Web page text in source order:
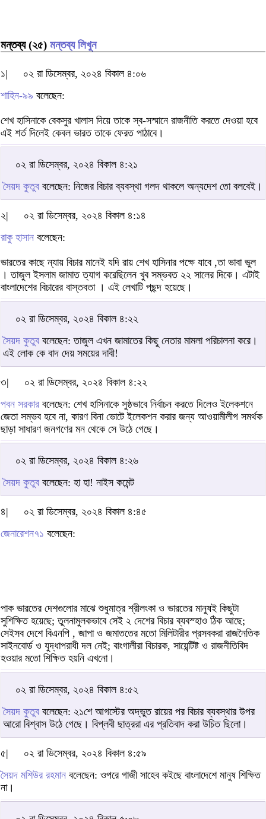
মন্তব্য (২৫) মন্তব্য লিখুন
১|
০২ রা ডিসেম্বর, ২০২৪ বিকাল ৪:০৬
শাহিন-৯৯ বলেছেন:
শেখ হাসিনাকে বেকসুর খালাস দিয়ে তাকে স্ব-সস্মানে রাজনীতি করতে দেওয়া হবে
এই শর্ত দিলেই কেবল ভারত তাকে ফেরত পাঠাবে।
০২ রা ডিসেম্বর, ২০২৪ বিকাল ৪:২১
সৈয়দ কুতুব বলেছেন: নিজের বিচার ব্যবস্থা গলদ থাকলে অন্যদেশ তো বলবেই।
২|
০২ রা ডিসেম্বর, ২০২৪ বিকাল ৪:১৪
রাকু হাসান বলেছেন:
ভারতের কাছে ন্যায় বিচার মানেই যদি রায় শেখ হাসিনার পক্ষে যাবে ,তা ভাবা ভুল
। তাজুল ইসলাম জামাত ত্যাগ করেছিলেন খুব সম্ভবত ২২ সালের দিকে। এটাই
বাংলাদেশের বিচারের বাস্তবতা । এই লেখাটি পছন্দ হয়েছে।
০২ রা ডিসেম্বর, ২০২৪ বিকাল ৪:২২
সৈয়দ কুতুব বলেছেন: তাজুল এখন জামাতের কিছু নেতার মামলা পরিচালনা করে।
এই লোক কে বাদ দেয় সময়ের দাবী!
৩|
০২ রা ডিসেম্বর, ২০২৪ বিকাল ৪:২২
পবন সরকার বলেছেন: শেখ হাসিনাকে সুষ্ঠভাবে নির্বাচন করতে দিলেও ইলেকশনে
জেতা সম্ভব হবে না, কারণ বিনা ভোটে ইলেকশন করার জন্য আওয়ামীলীগ সমর্থক
ছাড়া সাধারণ জনগণের মন থেকে সে উঠে গেছে।
০২ রা ডিসেম্বর, ২০২৪ বিকাল ৪:২৬
সৈয়দ কুতুব বলেছেন: হা হা! নাইস কমেন্ট
৪|
০২ রা ডিসেম্বর, ২০২৪ বিকাল ৪:৪৫
জেনারেশন৭১ বলেছেন:
পাক ভারতের দেশগুলোর মাঝে শুধুমাত্র শ্রীলংকা ও ভারতের মানুষই কিছুটা
সুশিক্ষিত হয়েছে; তুলনামুলকভাবে সেই ২ দেশের বিচার ব্যবস্হাও ঠিক আছে;
সেইসব দেশে বিএনপি , জাপা ও জমাততের মতো মিলিটারীর প্রসবকরা রাজনৈতিক
সাইনবোর্ড ও যুদ্ধাপরাধী দল নেই; বাংগালীরা বিচারক, সায়েন্টিষ্ট ও রাজনীতিবিদ
হওয়ার মতো শিক্ষিত হয়নি এখনো।
০২ রা ডিসেম্বর, ২০২৪ বিকাল ৪:৫২
সৈয়দ কুতুব বলেছেন: ২১শে আগস্টের অদ্ভুত রায়ের পর বিচার ব্যবস্থার উপর
আরো বিশ্বাস উঠে গেছে। বিপ্লবী ছাত্ররা এর প্রতিবাদ করা উচিত ছিলো।
৫|
০২ রা ডিসেম্বর, ২০২৪ বিকাল ৪:৫৯
সৈয়দ মশিউর রহমান বলেছেন: ওপরে গাজী সাহেব কইছে বাংলাদেশে মানুষ শিক্ষিত
না।